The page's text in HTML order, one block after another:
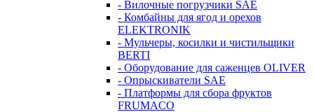
- Вилочные погрузчики SAE
- Комбайны для ягод и орехов
ELEKTRONIK
- Мульчеры, косилки и чистильщики
BERTI
- Оборудование для саженцев OLIVER
- Опрыскиватели SAE
- Платформы для сбора фруктов
FRUMACO